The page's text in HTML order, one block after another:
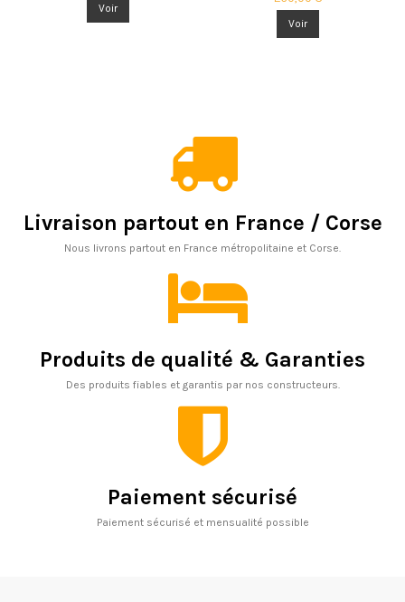
Voir
Voir
Livraison partout en France / Corse
Nous livrons partout en France métropolitaine et Corse.
Produits de qualité & Garanties
Des produits fiables et garantis par nos constructeurs.
Paiement sécurisé
Paiement sécurisé et mensualité possible